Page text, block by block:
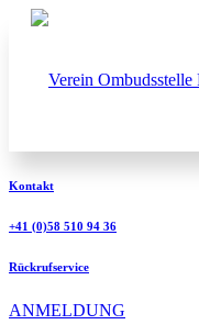
Kontakt
+41 (0)58 510 94 36
Rückrufservice
ANMELDUNG